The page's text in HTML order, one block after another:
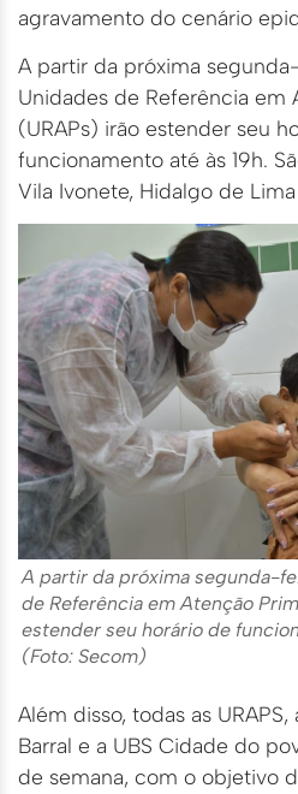
agravamento do cenário
A partir da próxima
Unidades de Referência em
(URAPs) irão estender seu
funcionamento até às 19h.
Vila Ivonete, Hidalgo de
A partir da próxima segunda-
de Referência em Atenção
estender seu horário de
(Foto: Secom)
Além disso, todas as
Barral e a UBS Cidade do
de semana, com o objetivo